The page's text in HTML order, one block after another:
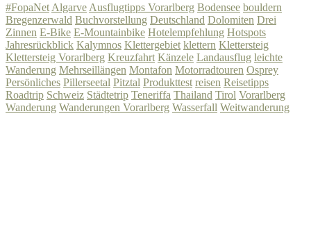
#FopaNet Algarve Ausflugtipps Vorarlberg Bodensee bouldern
Bregenzerwald Buchvorstellung Deutschland Dolomiten Drei
Zinnen E-Bike E-Mountainbike Hotelempfehlung Hotspots
Jahresrückblick Kalymnos Klettergebiet klettern Klettersteig
Klettersteig Vorarlberg Kreuzfahrt Känzele Landausflug leichte
Wanderung Mehrseillängen Montafon Motorradtouren Osprey
Persönliches Pillerseetal Pitztal Produkttest reisen Reisetipps
Roadtrip Schweiz Städtetrip Teneriffa Thailand Tirol Vorarlberg
Wanderung Wanderungen Vorarlberg Wasserfall Weitwanderung